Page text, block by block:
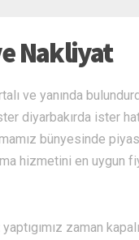
Nakliyat
ve yanında
diyarbakırda ister
bünyesinde
hizmetini en
yaptıgımız zaman